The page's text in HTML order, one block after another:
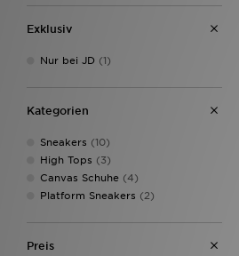
Exklusiv
Nur bei JD (1)
Kategorien
Sneakers (10)
High Tops (3)
Canvas Schuhe (4)
Platform Sneakers (2)
Preis